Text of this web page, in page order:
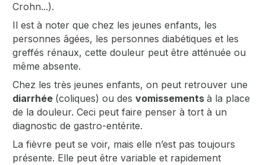
Crohn...).
Il est à noter que chez les jeunes enfants, les
personnes âgées, les personnes diabétiques et les
greffés rénaux, cette douleur peut être atténuée ou
même absente.
Chez les très jeunes enfants, on peut retrouver une
diarrhée (coliques) ou desvomissementsà la place
de la douleur. Ceci peut faire penser à tort à un
diagnostic de gastro-entérite.
La fièvre peut se voir, mais elle n’est pas toujours
présente. Elle peut être variable et rapidement